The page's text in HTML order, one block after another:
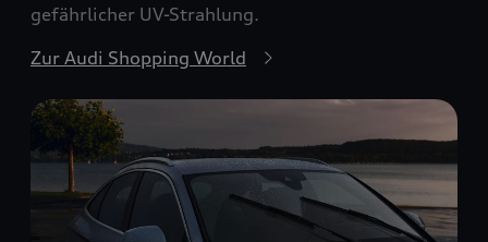
gefährlicher UV-Strahlung.
Zur Audi Shopping World